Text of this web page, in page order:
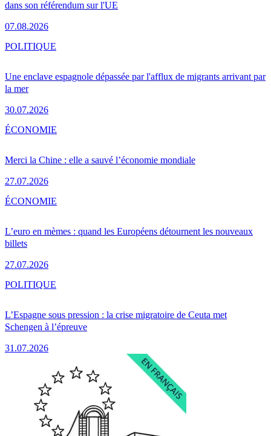
dans son référendum sur l'UE
07.08.2026
Une enclave espagnole dépassée par l'afflux de migrants arrivant par
la mer
30.07.2026
POLITIQUE
Merci la Chine : elle a sauvé l’économie mondiale
27.07.2026
ÉCONOMIE
L’euro en mèmes : quand les Européens détournent les nouveaux
billets
27.07.2026
ÉCONOMIE
L’Espagne sous pression : la crise migratoire de Ceuta met
Schengen à l’épreuve
31.07.2026
POLITIQUE